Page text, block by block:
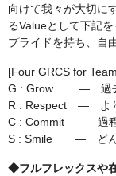
向けて我々が大切に
るValueとして下記
プライドを持ち、自
[Four GRCS for
G : Grow ― 過去を
R : Respect ― より
C : Commit ― 過程
S : Smile ― どんな
◆フルフレックスや